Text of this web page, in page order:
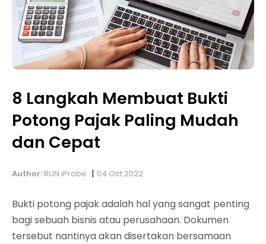
8 Langkah Membuat Bukti
Potong Pajak Paling Mudah
dan Cepat
Author: RUN iProbe | 04 Oct 2022
Bukti potong pajak adalah hal yang sangat penting
bagi sebuah bisnis atau perusahaan. Dokumen
tersebut nantinya akan disertakan bersamaan